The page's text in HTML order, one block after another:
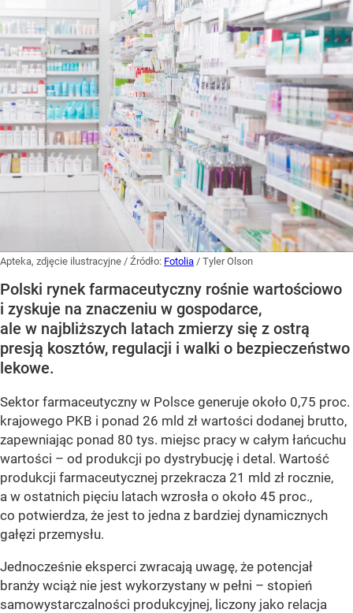
Apteka, zdjęcie ilustracyjne / Źródło: Fotolia / Tyler Olson
Polski rynek farmaceutyczny rośnie wartościowo
i zyskuje na znaczeniu w gospodarce,
ale w najbliższych latach zmierzy się z ostrą
presją kosztów, regulacji i walki o bezpieczeństwo
lekowe.
Sektor farmaceutyczny w Polsce generuje około 0,75 proc.
krajowego PKB i ponad 26 mld zł wartości dodanej brutto,
zapewniając ponad 80 tys. miejsc pracy w całym łańcuchu
wartości – od produkcji po dystrybucję i detal. Wartość
produkcji farmaceutycznej przekracza 21 mld zł rocznie,
a w ostatnich pięciu latach wzrosła o około 45 proc.,
co potwierdza, że jest to jedna z bardziej dynamicznych
gałęzi przemysłu.
Jednocześnie eksperci zwracają uwagę, że potencjał
branży wciąż nie jest wykorzystany w pełni – stopień
samowystarczalności produkcyjnej, liczony jako relacja